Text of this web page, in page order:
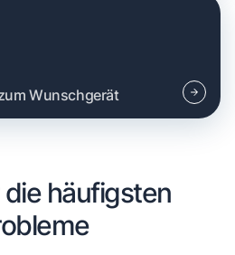
Wunschgerät
häufigsten